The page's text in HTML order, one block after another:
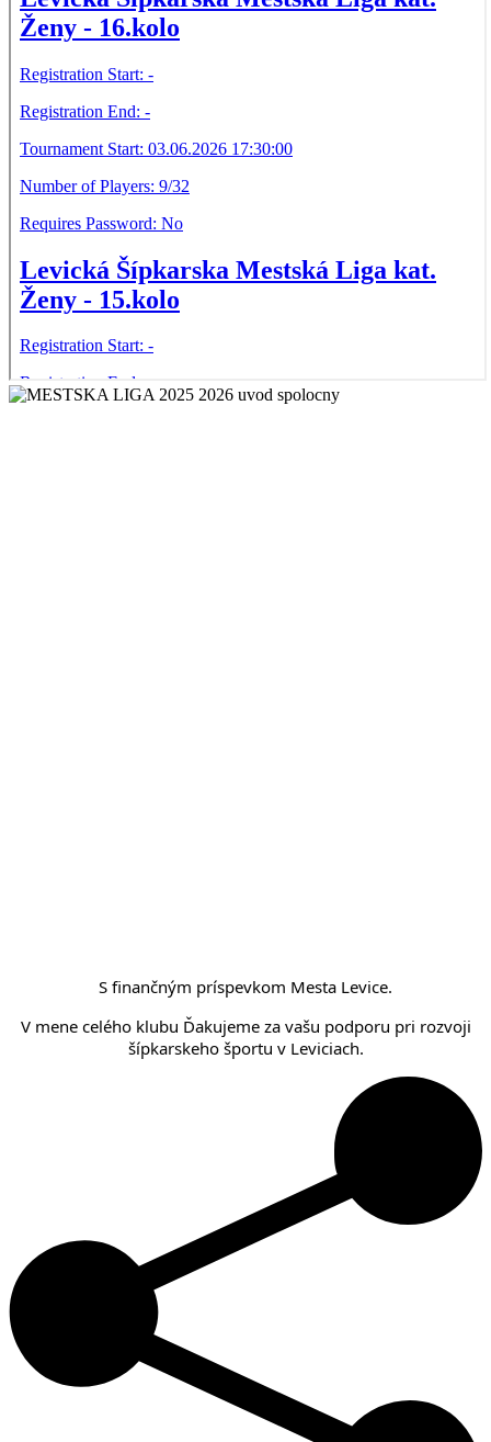
S finančným príspevkom Mesta Levice.
V mene celého klubu Ďakujeme za vašu podporu pri rozvoji
šípkarskeho športu v Leviciach.